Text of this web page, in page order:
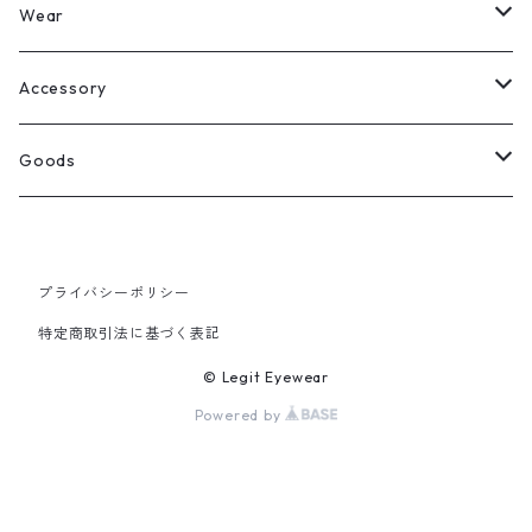
Legit Eyewear
Select
ボストン
ウェリントン
スクエア
ラウンド
Wear
All
Tee
Sewat
Accessory
Ring
Silver
Bracelet
Goods
Cap
プライバシーポリシー
特定商取引法に基づく表記
© Legit Eyewear
Powered by